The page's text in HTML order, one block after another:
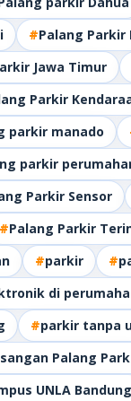
#Palang
Jawa Timur
Parkir
parkir manado
parkir
Parkir Sensor
#Palang Parkir
#parkir #
di
#parkir tanpa
Palang
UNLA Bandung